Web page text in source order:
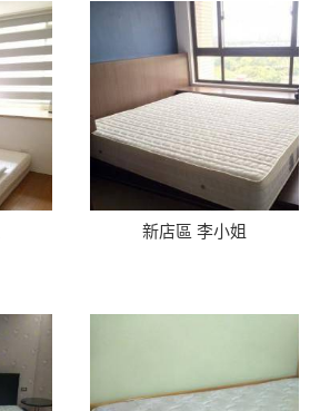
新店區 李小姐